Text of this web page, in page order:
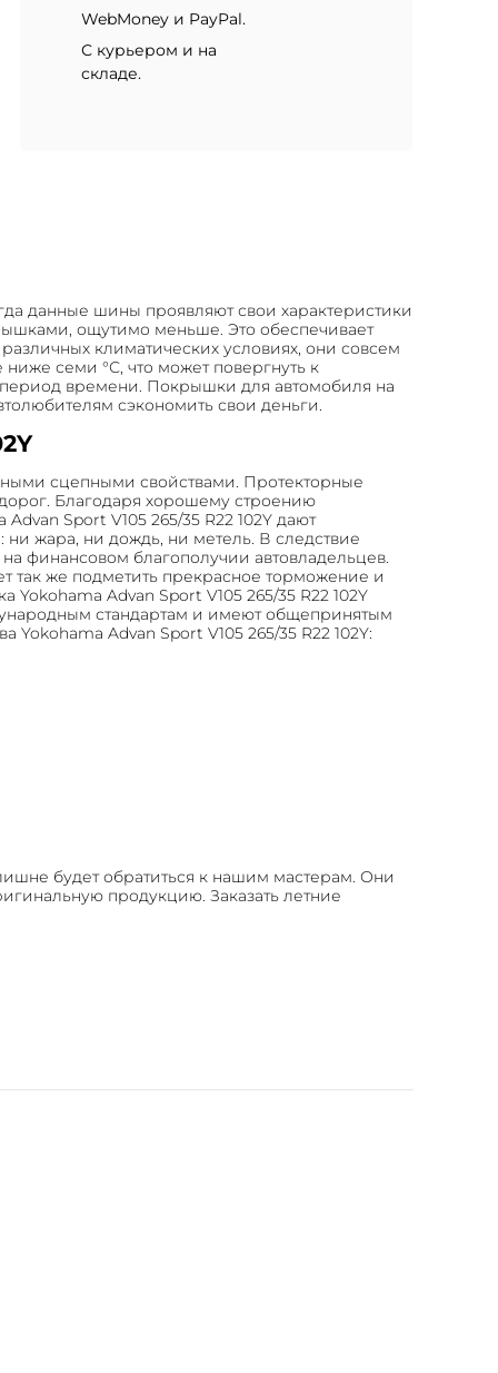
WebMoney и PayPal.
С курьером и на
складе.
данные шины проявляют свои характеристики
ощутимо меньше. Это обеспечивает
климатических условиях, они совсем
семи °С, что может повергнуть к
времени. Покрышки для автомобиля на
сэкономить свои деньги.
сцепными свойствами. Протекторные
Благодаря хорошему строению
Sport V105 265/35 R22 102Y дают
жара, ни дождь, ни метель. В следствие
финансовом благополучии автовладельцев.
так же подметить прекрасное торможение и
Advan Sport V105 265/35 R22 102Y
стандартам и имеют общепринятым
Advan Sport V105 265/35 R22 102Y:
будет обратиться к нашим мастерам. Они
продукцию. Заказать летние